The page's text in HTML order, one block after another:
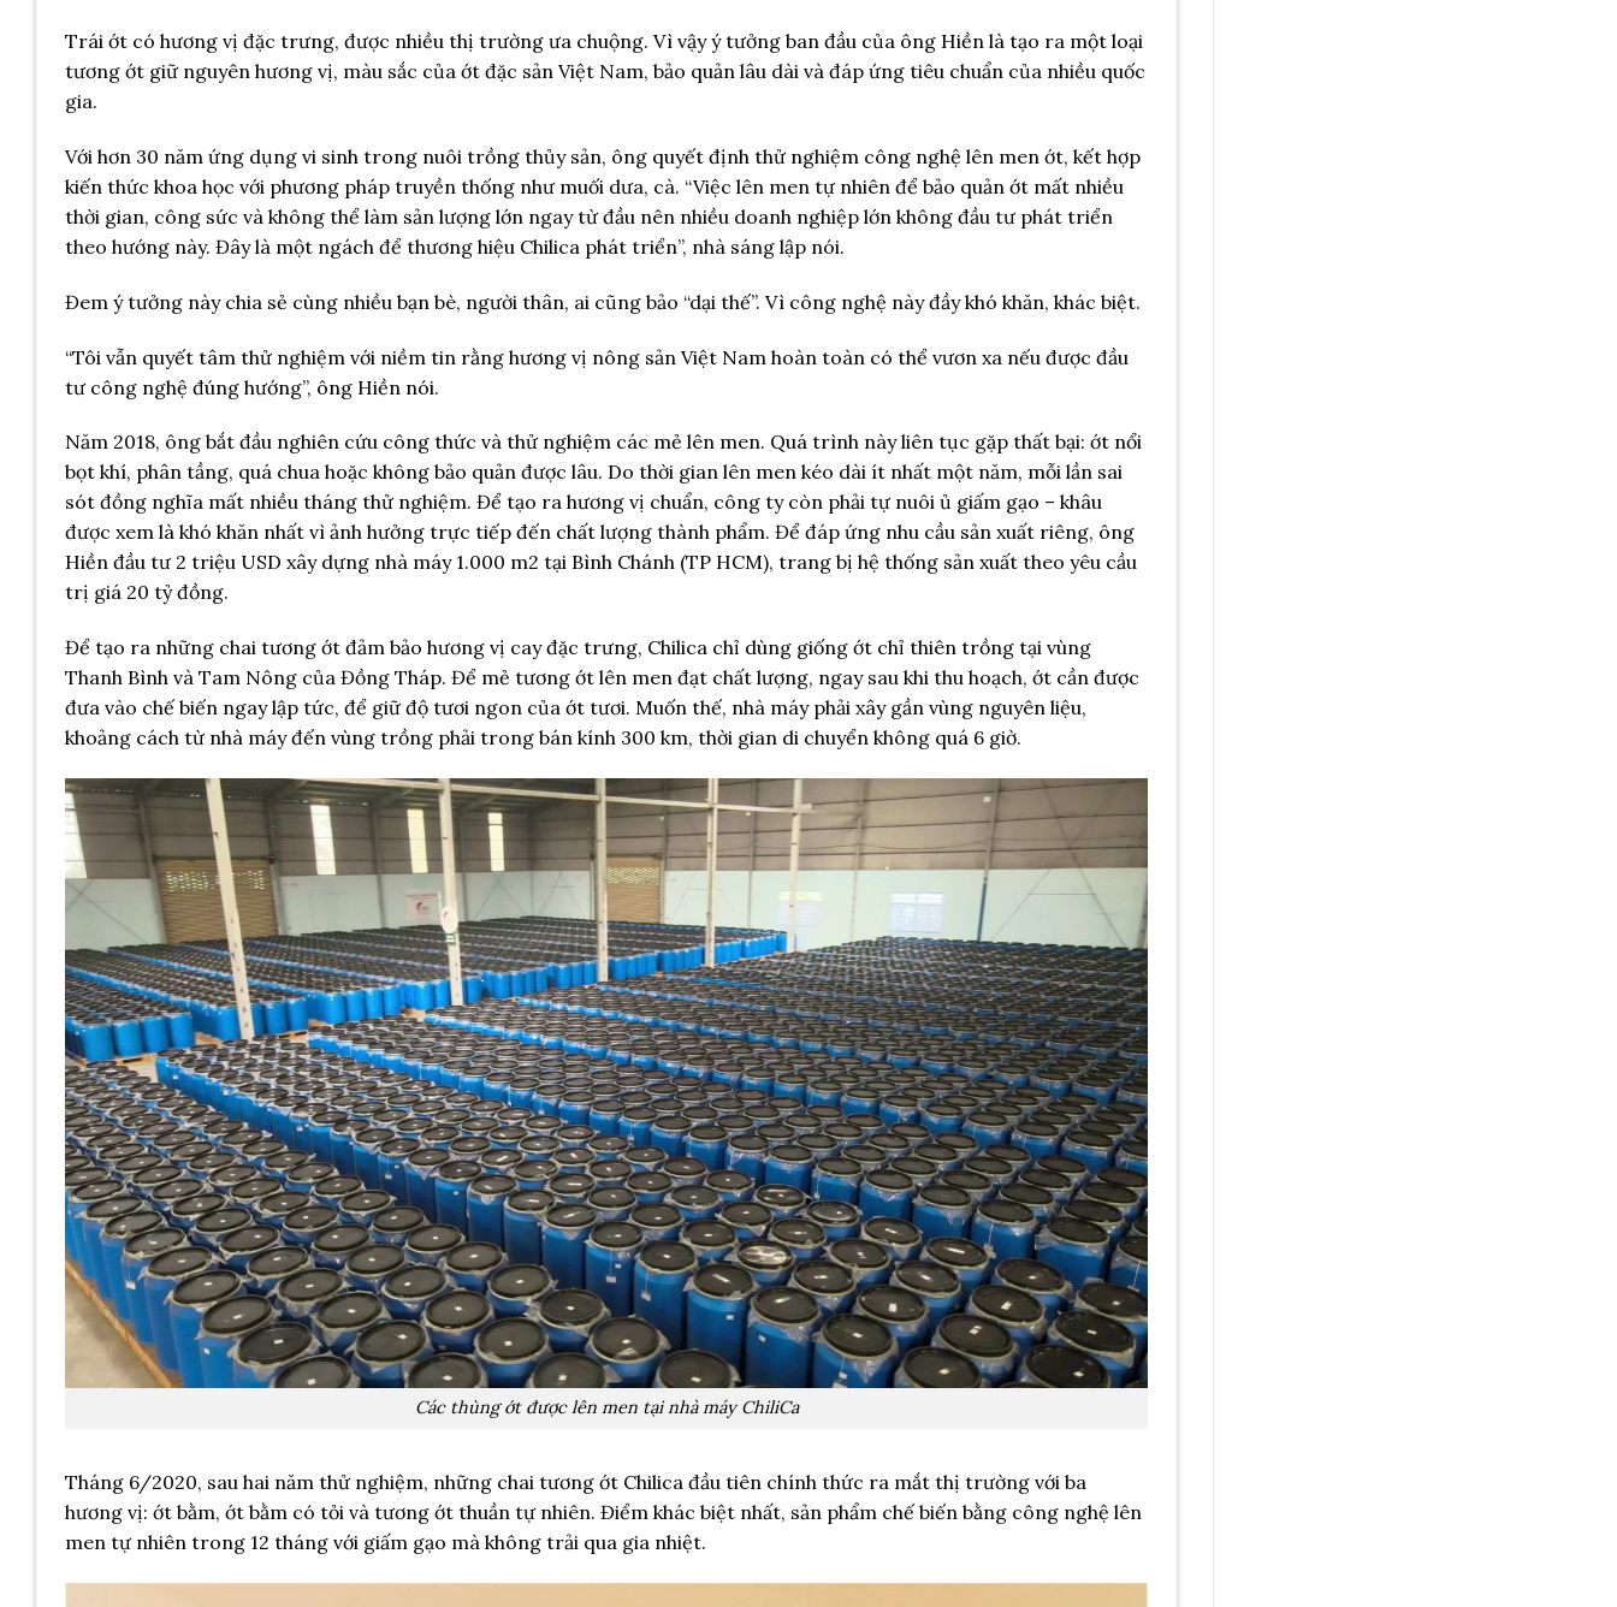
Trái ớt có hương vị đặc trưng, được nhiều thị trường ưa chuộng. Vì vậy ý tưởng ban đầu của ông Hiền là tạo ra một loại
tương ớt giữ nguyên hương vị, màu sắc của ớt đặc sản Việt Nam, bảo quản lâu dài và đáp ứng tiêu chuẩn của nhiều quốc
gia.
Với hơn 30 năm ứng dụng vi sinh trong nuôi trồng thủy sản, ông quyết định thử nghiệm công nghệ lên men ớt, kết hợp
kiến thức khoa học với phương pháp truyền thống như muối dưa, cà. “Việc lên men tự nhiên để bảo quản ớt mất nhiều
thời gian, công sức và không thể làm sản lượng lớn ngay từ đầu nên nhiều doanh nghiệp lớn không đầu tư phát triển
theo hướng này. Đây là một ngách để thương hiệu Chilica phát triển”, nhà sáng lập nói.
Đem ý tưởng này chia sẻ cùng nhiều bạn bè, người thân, ai cũng bảo “dại thế”. Vì công nghệ này đầy khó khăn, khác biệt.
“Tôi vẫn quyết tâm thử nghiệm với niềm tin rằng hương vị nông sản Việt Nam hoàn toàn có thể vươn xa nếu được đầu
tư công nghệ đúng hướng”, ông Hiền nói.
Năm 2018, ông bắt đầu nghiên cứu công thức và thử nghiệm các mẻ lên men. Quá trình này liên tục gặp thất bại: ớt nổi
bọt khí, phân tầng, quá chua hoặc không bảo quản được lâu. Do thời gian lên men kéo dài ít nhất một năm, mỗi lần sai
sót đồng nghĩa mất nhiều tháng thử nghiệm. Để tạo ra hương vị chuẩn, công ty còn phải tự nuôi ủ giấm gạo – khâu
được xem là khó khăn nhất vì ảnh hưởng trực tiếp đến chất lượng thành phẩm. Để đáp ứng nhu cầu sản xuất riêng, ông
Hiền đầu tư 2 triệu USD xây dựng nhà máy 1.000 m2 tại Bình Chánh (TP HCM), trang bị hệ thống sản xuất theo yêu cầu
trị giá 20 tỷ đồng.
Để tạo ra những chai tương ớt đảm bảo hương vị cay đặc trưng, Chilica chỉ dùng giống ớt chỉ thiên trồng tại vùng
Thanh Bình và Tam Nông của Đồng Tháp. Để mẻ tương ớt lên men đạt chất lượng, ngay sau khi thu hoạch, ớt cần được
đưa vào chế biến ngay lập tức, để giữ độ tươi ngon của ớt tươi. Muốn thế, nhà máy phải xây gần vùng nguyên liệu,
khoảng cách từ nhà máy đến vùng trồng phải trong bán kính 300 km, thời gian di chuyển không quá 6 giờ.
Các thùng ớt được lên men tại nhà máy ChiliCa
Tháng 6/2020, sau hai năm thử nghiệm, những chai tương ớt Chilica đầu tiên chính thức ra mắt thị trường với ba
hương vị: ớt bằm, ớt bằm có tỏi và tương ớt thuần tự nhiên. Điểm khác biệt nhất, sản phẩm chế biến bằng công nghệ lên
men tự nhiên trong 12 tháng với giấm gạo mà không trải qua gia nhiệt.